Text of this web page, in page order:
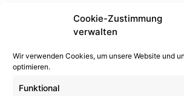
Cookie-Zustimmung
verwalten
Wir verwenden Cookies, um unsere Website und
optimieren.
Funktional
Sicherheitsprüfungen Partners
Sicherheitsprüfungen Expert
Prüfung E-Check Expert
Prüfung elektrischer Anlagen